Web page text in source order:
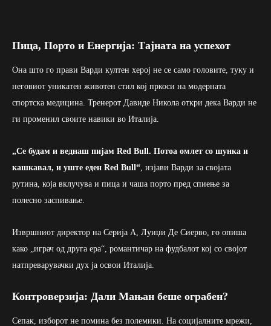
Пица, Порто и Енергија: Тајната на успехот
Она што го прави Варди култен херој не се само головите, туку и
неговиот уникатен животен стил кој пркоси на модерната
спортска медицина. Тренерот Давиде Никола откри дека Варди не
ги променил своите навики во Италија.
„Се будам и веднаш пијам Red Bull. Потоа омлет со шунка и
кашкавал, и уште еден Red Bull “ , изјави Варди за својата
рутина, која вклучува и пица и чаша порто пред спиење за
полесно заспивање.
Извршниот директор на Серија А, Луиџи Де Сиерво, го опиша
како „играч од друга ера“, романтичар на фудбалот кој со својот
натпреварувачки дух ја освои Италија.
Контроверзија: Дали Мањан беше ограбен?
Сепак, изборот не помина без полемики. На социјалните мрежи,